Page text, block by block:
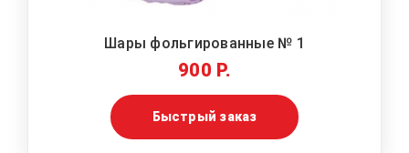
Шары фольгированные № 1
900 Р.
Быстрый заказ